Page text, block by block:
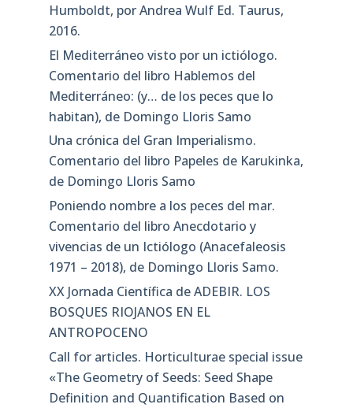
Humboldt, por Andrea Wulf Ed. Taurus,
2016.
El Mediterráneo visto por un ictiólogo.
Comentario del libro Hablemos del
Mediterráneo: (y… de los peces que lo
habitan), de Domingo Lloris Samo
Una crónica del Gran Imperialismo.
Comentario del libro Papeles de Karukinka,
de Domingo Lloris Samo
Poniendo nombre a los peces del mar.
Comentario del libro Anecdotario y
vivencias de un Ictiólogo (Anacefaleosis
1971 – 2018), de Domingo Lloris Samo.
XX Jornada Científica de ADEBIR. LOS
BOSQUES RIOJANOS EN EL
ANTROPOCENO
Call for articles. Horticulturae special issue
«The Geometry of Seeds: Seed Shape
Definition and Quantification Based on